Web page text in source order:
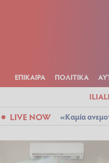
ΕΠΙΚΑΙΡΑ ΠΟΛΙΤΙΚΑ
LIVE NOW «Καμία